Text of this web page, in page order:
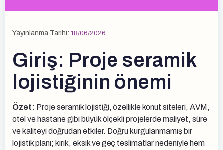
Yayınlanma Tarihi: 18/06/2026
Giriş: Proje seramik
lojistiğinin önemi
Özet: Proje seramik lojistiği, özellikle konut siteleri, AVM,
otel ve hastane gibi büyük ölçekli projelerde maliyet, süre
ve kaliteyi doğrudan etkiler. Doğru kurgulanmamış bir
lojistik planı; kırık, eksik ve geç teslimatlar nedeniyle hem